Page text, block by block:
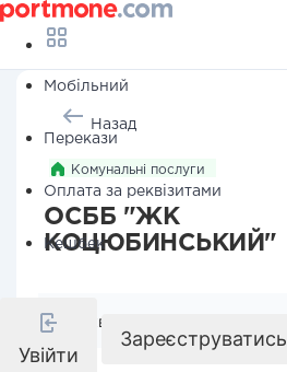
Мобільний
Перекази
Оплата за реквізитами
Кешбек
Увійти
Зареєструватись
Назад
Комунальні послуги
ОСББ "ЖК
КОЦЮБИНСЬКИЙ"
Реквізити компанії